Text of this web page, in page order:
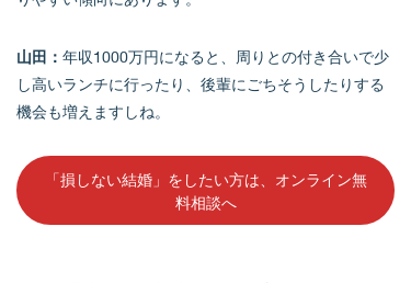
山田： 年収1000万円になると、周りとの付き合いで少
し高いランチに行ったり、後輩にごちそうしたりする
機会も増えますしね。
「損しない結婚」をしたい方は、オンライン無
料相談へ